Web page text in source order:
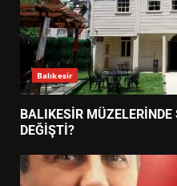
Balıkesir
BALIKESİR
DEĞİŞTİ?